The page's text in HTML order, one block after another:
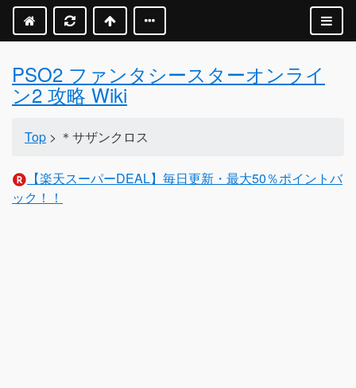
PSO2 ファンタシースターオンライ
ン2 攻略 Wiki
Top > ＊サザンクロス
【楽天スーパーDEAL】毎日更新・最大50％ポイントバ
ック！！